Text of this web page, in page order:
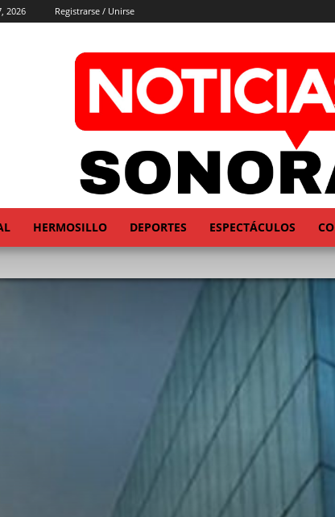
2026 Registrarse / Unirse
HERMOSILLO DEPORTES ESPECTÁCULOS